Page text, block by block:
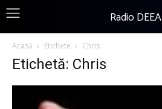
Radio DEEA
Acasă Etichete Chris
Etichetă: Chris